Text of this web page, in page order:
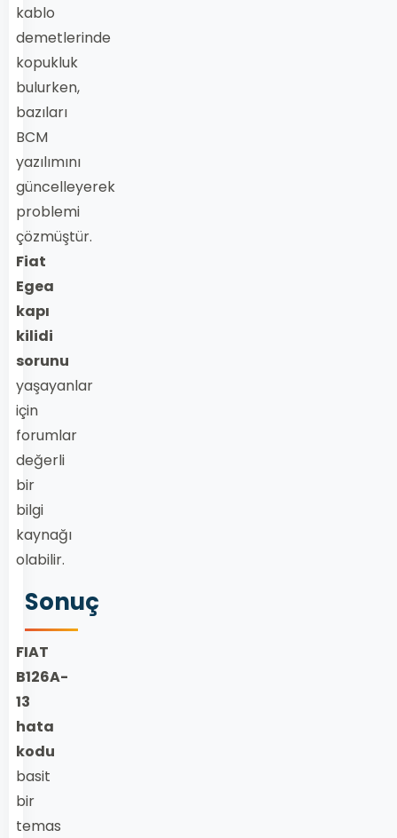
kablo
demetlerinde
kopukluk
bulurken,
bazıları
BCM
yazılımını
güncelleyerek
problemi
çözmüştür.
Fiat
Egea
kapı
kilidi
sorunu
yaşayanlar
için
forumlar
değerli
bir
bilgi
kaynağı
olabilir.
Sonuç
FIAT
B126A-
13
hata
kodu
basit
bir
temas